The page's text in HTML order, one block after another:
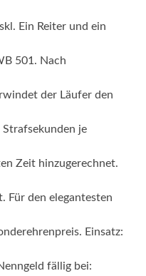
Ein Reiter und ein
501. Nach
der Läufer den
je
Zeit hinzugerechnet.
Für den elegantesten
Einsatz:
fällig bei: